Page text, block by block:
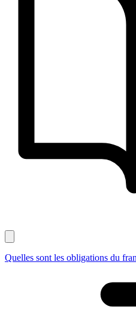
Quelles sont les obligations du